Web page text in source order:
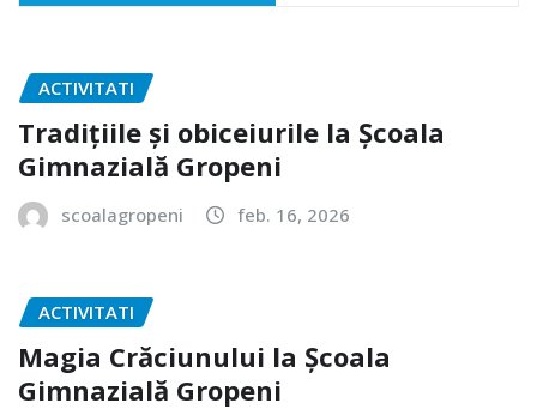
ACTIVITATI
Tradițiile și obiceiurile la Școala
Gimnazială Gropeni
scoalagropeni feb. 16, 2026
ACTIVITATI
Magia Crăciunului la Școala
Gimnazială Gropeni